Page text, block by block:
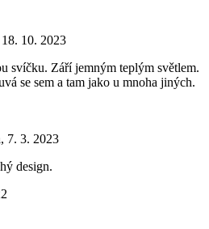
18. 10. 2023
svíčku. Září jemným teplým světlem.
se sem a tam jako u mnoha jiných.
, 7. 3. 2023
design.